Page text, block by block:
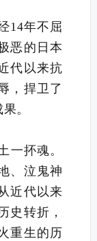
14年不屈
恶的日本
代以来抗
，捍卫了
。
一抔魂。
、泣鬼神
近代以来
史转折，
重生的历